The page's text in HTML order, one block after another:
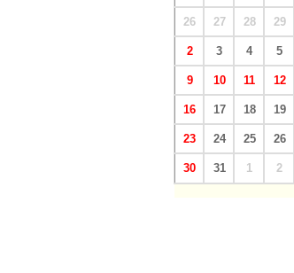
26 27 28 29
2 3 4 5
9 10 11 12
16 17 18 19
23 24 25 26
30 31 1 2